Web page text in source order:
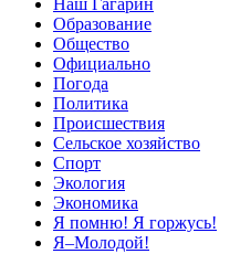
Наш Гагарин
Образование
Общество
Официально
Погода
Политика
Происшествия
Сельское хозяйство
Спорт
Экология
Экономика
Я помню! Я горжусь!
Я–Молодой!